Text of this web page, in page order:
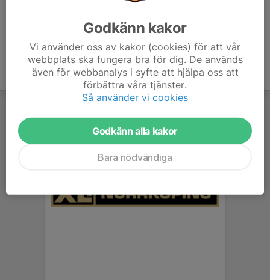
Godkänn kakor
Vi använder oss av kakor (cookies) för att vår
webbplats ska fungera bra för dig. De används
även för webbanalys i syfte att hjälpa oss att
förbättra våra tjänster.
Så använder vi cookies
Godkänn alla kakor
Bara nödvändiga